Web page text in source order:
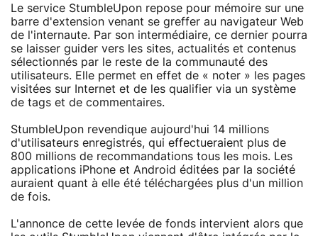
Le service StumbleUpon repose pour mémoire sur une
barre d'extension venant se greffer au navigateur Web
de l'internaute. Par son intermédiaire, ce dernier pourra
se laisser guider vers les sites, actualités et contenus
sélectionnés par le reste de la communauté des
utilisateurs. Elle permet en effet de « noter » les pages
visitées sur Internet et de les qualifier via un système
de tags et de commentaires.
StumbleUpon revendique aujourd'hui 14 millions
d'utilisateurs enregistrés, qui effectueraient plus de
800 millions de recommandations tous les mois. Les
applications iPhone et Android éditées par la société
auraient quant à elle été téléchargées plus d'un million
de fois.
L'annonce de cette levée de fonds intervient alors que